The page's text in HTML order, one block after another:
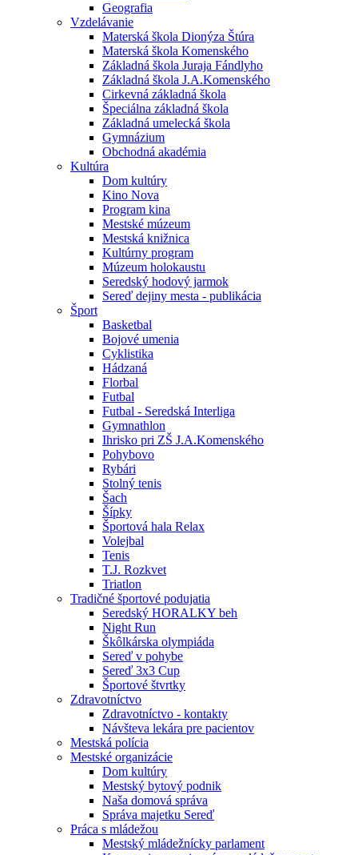
Geografia
Vzdelávanie
Materská škola Dionýza Štúra
Materská škola Komenského
Základná škola Juraja Fándlyho
Základná škola J.A.Komenského
Cirkevná základná škola
Špeciálna základná škola
Základná umelecká škola
Gymnázium
Obchodná akadémia
Kultúra
Dom kultúry
Kino Nova
Program kina
Mestské múzeum
Mestská knižnica
Kultúrny program
Múzeum holokaustu
Seredský hodový jarmok
Sereď dejiny mesta - publikácia
Šport
Basketbal
Bojové umenia
Cyklistika
Hádzaná
Florbal
Futbal
Futbal - Seredská Interliga
Gymnathlon
Ihrisko pri ZŠ J.A.Komenského
Pohybovo
Rybári
Stolný tenis
Šach
Šípky
Športová hala Relax
Volejbal
Tenis
T.J. Rozkvet
Triatlon
Tradičné športové podujatia
Seredský HORALKY beh
Night Run
Škôlkárska olympiáda
Sereď v pohybe
Sereď 3x3 Cup
Športové štvrtky
Zdravotníctvo
Zdravotníctvo - kontakty
Návšteva lekára pre pacientov
Mestská polícia
Mestské organizácie
Dom kultúry
Mestský bytový podnik
Naša domová správa
Správa majetku Sereď
Práca s mládežou
Mestský mládežnícky parlament